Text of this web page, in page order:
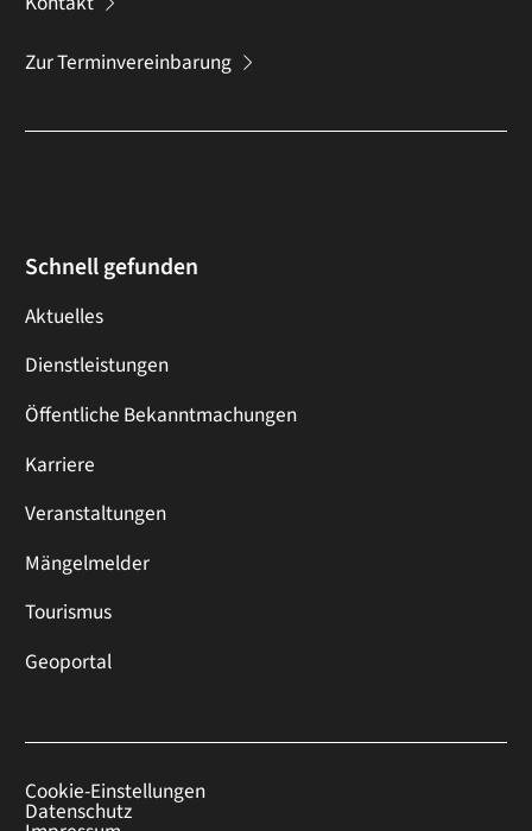
Zur Terminvereinbarung
Schnell gefunden
Aktuelles
Dienstleistungen
Öffentliche Bekanntmachungen
Karriere
Veranstaltungen
Mängelmelder
Tourismus
Geoportal
Cookie-Einstellungen
Datenschutz